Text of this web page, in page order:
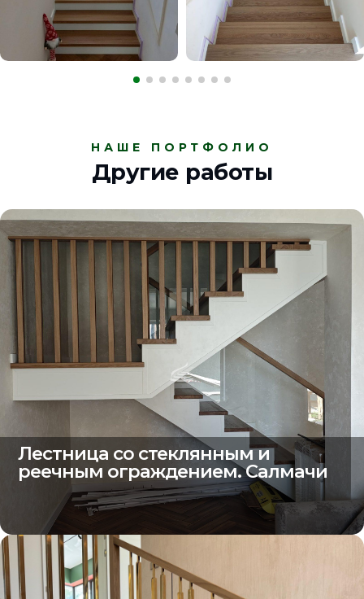
НАШЕ ПОРТФОЛИО
Другие работы
Лестница со стеклянным и
реечным ограждением. Салмачи